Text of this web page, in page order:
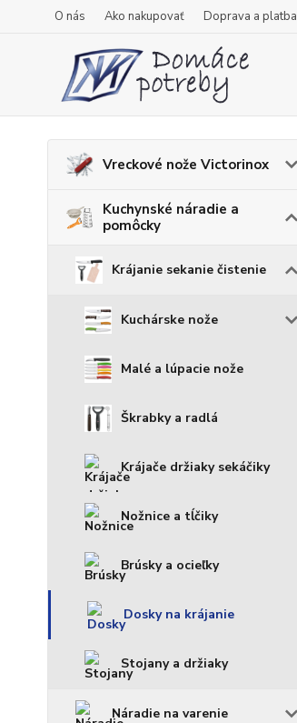
O nás Ako nakupovať Doprava a platba
Vreckové nože Victorinox
Kuchynské náradie a
pomôcky
Krájanie sekanie čistenie
Kuchárske nože
Malé a lúpacie nože
Škrabky a radlá
Krájače držiaky sekáčiky
Nožnice a tĺčiky
Brúsky a ocieľky
Dosky na krájanie
Stojany a držiaky
Náradie na varenie